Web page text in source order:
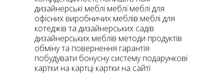
дизайнерські меблі меблі меблі для
офісних виробничих меблів меблі для
котеджів та дизайнерських садів
дизайнерських меблів методи продуктів
обміну та повернення гарантія
побудувати бонусну систему подарункові
картки на картці картки на сайті